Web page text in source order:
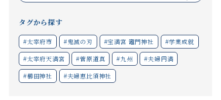
索:
タグから探す
#太宰府市 #鬼滅の刃 #宝満宮 竈門神社 #学業成就
#太宰府天満宮 #菅原道真 #九州 #夫婦円満
#櫛田神社 #夫婦恵比須神社